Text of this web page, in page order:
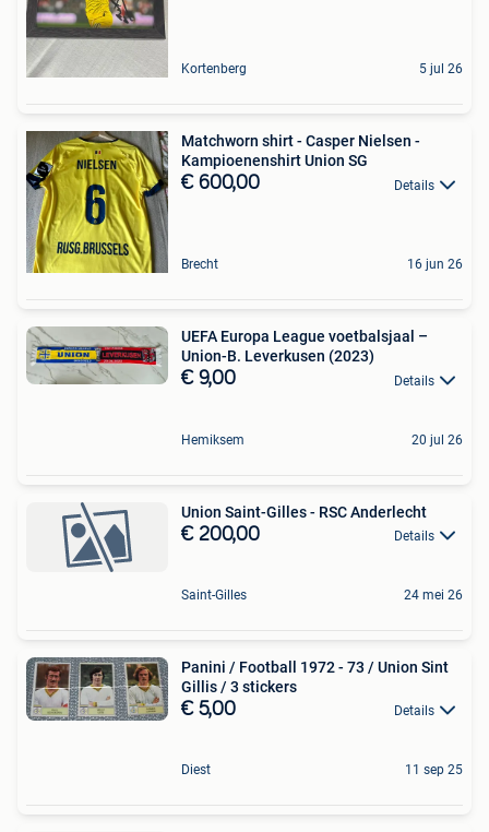
Kortenberg 5 jul 26
Matchworn shirt - Casper Nielsen -
Kampioenenshirt Union SG
€ 600,00 Details
Brecht 16 jun 26
UEFA Europa League voetbalsjaal –
Union-B. Leverkusen (2023)
€ 9,00 Details
Hemiksem 20 jul 26
Union Saint-Gilles - RSC Anderlecht
€ 200,00 Details
Saint-Gilles 24 mei 26
Panini / Football 1972 - 73 / Union Sint
Gillis / 3 stickers
€ 5,00 Details
Diest 11 sep 25